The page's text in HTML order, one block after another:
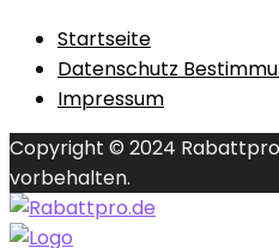
Startseite
Datenschutz
Impressum
Copyright © 2024
vorbehalten.